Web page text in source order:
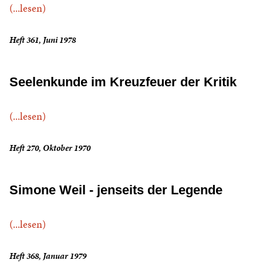
(...lesen)
Heft 361, Juni 1978
Seelenkunde im Kreuzfeuer der Kritik
(...lesen)
Heft 270, Oktober 1970
Simone Weil - jenseits der Legende
(...lesen)
Heft 368, Januar 1979